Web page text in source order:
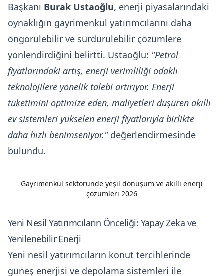
Başkanı Burak Ustaoğlu, enerji piyasalarındaki
oynaklığın gayrimenkul yatırımcılarını daha
öngörülebilir ve sürdürülebilir çözümlere
yönlendirdiğini belirtti. Ustaoğlu: "Petrol
fiyatlarındaki artış, enerji verimliliği odaklı
teknolojilere yönelik talebi artırıyor. Enerji
tüketimini optimize eden, maliyetleri düşüren akıllı
ev sistemleri yükselen enerji fiyatlarıyla birlikte
daha hızlı benimseniyor."değerlendirmesinde
bulundu.
Gayrimenkul sektöründe yeşil dönüşüm ve akıllı enerji
çözümleri 2026
Yeni Nesil Yatırımcıların Önceliği: Yapay Zeka ve
Yenilenebilir Enerji
Yeni nesil yatırımcıların konut tercihlerinde
güneş enerjisi ve depolama sistemleri ile